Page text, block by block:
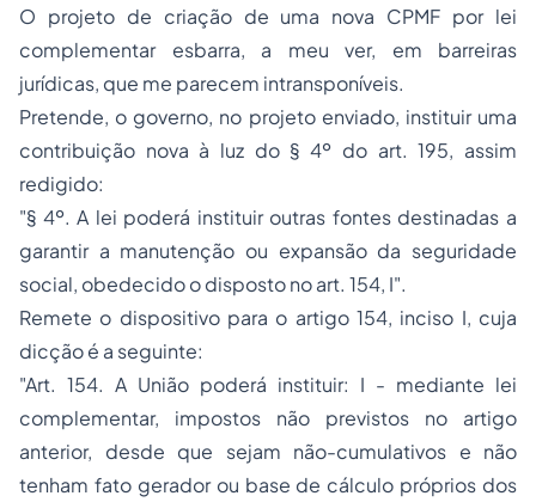
O projeto de criação de uma nova CPMF por lei
complementar esbarra, a meu ver, em barreiras
jurídicas, que me parecem intransponíveis.
Pretende, o governo, no projeto enviado, instituir uma
contribuição nova à luz do § 4º do art. 195, assim
redigido:
"§ 4º. A lei poderá instituir outras fontes destinadas a
garantir a manutenção ou expansão da seguridade
social, obedecido o disposto no art. 154, I".
Remete o dispositivo para o artigo 154, inciso I, cuja
dicção é a seguinte:
"Art. 154. A União poderá instituir: I - mediante lei
complementar, impostos não previstos no artigo
anterior, desde que sejam não-cumulativos e não
tenham fato gerador ou base de cálculo próprios dos